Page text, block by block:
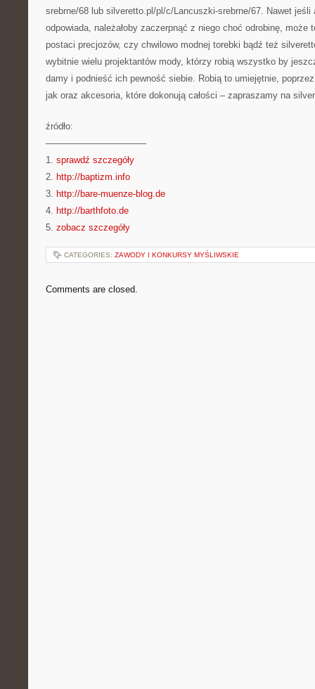
srebrne/68 lub silveretto.pl/pl/c/Lancuszki-srebrne/67. Nawet jeśli
odpowiada, należałoby zaczerpnąć z niego choć odrobinę, może
postaci precjozów, czy chwilowo modnej torebki bądź też
wybitnie wielu projektantów mody, którzy robią wszystko by
damy i podnieść ich pewność siebie. Robią to umiejętnie,
jak oraz akcesoria, które dokonują całości – zapraszamy na
źródło:
———————————
1. sprawdź szczegóły
2. http://baptizm.info
3. http://bare-muenze-blog.de
4. http://barthfoto.de
5. zobacz szczegóły
CATEGORIES: ZAWODY I KONKURSY MYŚLIWSKIE
Comments are closed.